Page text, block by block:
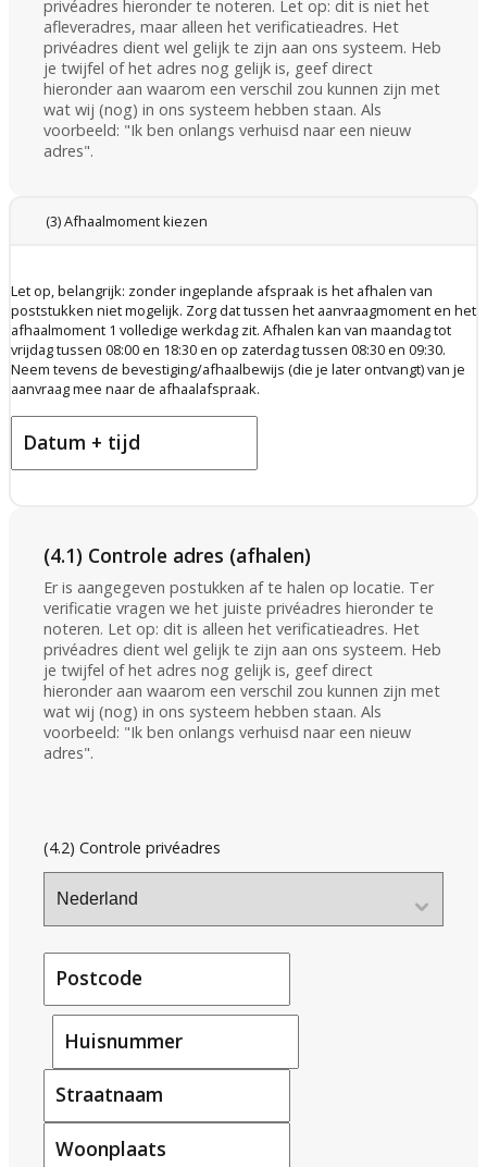
privéadres hieronder te noteren. Let op: dit is niet het
afleveradres, maar alleen het verificatieadres. Het
privéadres dient wel gelijk te zijn aan ons systeem. Heb
je twijfel of het adres nog gelijk is, geef direct
hieronder aan waarom een verschil zou kunnen zijn met
wat wij (nog) in ons systeem hebben staan. Als
voorbeeld: "Ik ben onlangs verhuisd naar een nieuw
adres".
(3) Afhaalmoment kiezen
Let op, belangrijk: zonder ingeplande afspraak is het afhalen van
poststukken niet mogelijk. Zorg dat tussen het aanvraagmoment en het
afhaalmoment 1 volledige werkdag zit. Afhalen kan van maandag tot
vrijdag tussen 08:00 en 18:30 en op zaterdag tussen 08:30 en 09:30.
Neem tevens de bevestiging/afhaalbewijs (die je later ontvangt) van je
aanvraag mee naar de afhaalafspraak.
Datum + tijd
(4.1) Controle adres (afhalen)
Er is aangegeven postukken af te halen op locatie. Ter
verificatie vragen we het juiste privéadres hieronder te
noteren. Let op: dit is alleen het verificatieadres. Het
privéadres dient wel gelijk te zijn aan ons systeem. Heb
je twijfel of het adres nog gelijk is, geef direct
hieronder aan waarom een verschil zou kunnen zijn met
wat wij (nog) in ons systeem hebben staan. Als
voorbeeld: "Ik ben onlangs verhuisd naar een nieuw
adres".
(4.2) Controle privéadres
Postcode
Huisnummer
Straatnaam
Woonplaats